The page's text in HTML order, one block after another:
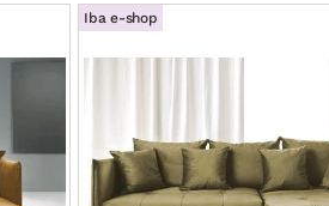
Iba e-shop